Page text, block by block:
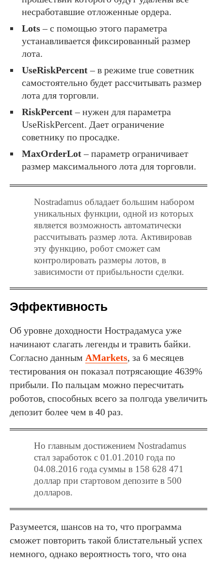
несработавшие отложенные ордера.
Lots– с помощью этого параметра
устанавливается фиксированный размер
лота.
UseRiskPercent– в режиме true советник
самостоятельно будет рассчитывать размер
лота для торговли.
RiskPercent– нужен для параметра
UseRiskPercent. Дает ограничение
советнику по просадке.
MaxOrderLot– параметр ограничивает
размер максимального лота для торговли.
Nostradamus обладает большим набором
уникальных функции, одной из которых
является возможность автоматически
рассчитывать размер лота. Активировав
эту функцию, робот сможет сам
контролировать размеры лотов, в
зависимости от прибыльности сделки.
Эффективность
Об уровне доходности Нострадамуса уже
начинают слагать легенды и травить байки.
Согласно данным AMarkets, за 6 месяцев
тестирования он показал потрясающие 4639%
прибыли. По пальцам можно пересчитать
роботов, способных всего за полгода увеличить
депозит более чем в 40 раз.
Но главным достижением Nostradamus
стал заработок с 01.01.2010 года по
04.08.2016 года суммы в 158 628 471
доллар при стартовом депозите в 500
долларов.
Разумеется, шансов на то, что программа
сможет повторить такой блистательный успех
немного, однако вероятность того, что она